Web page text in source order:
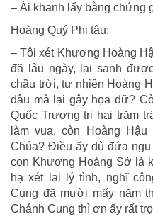
– Ái khanh lấy bằng chứng
Hoàng Quý Phi tâu:
– Tôi xét Khương Hoàng
đã lâu ngày, lại sanh
chầu trời, tự nhiên Hoàng
đâu mà lại gây họa dữ?
Quốc Trượng trị hai trăm
làm vua, còn Hoàng
Chúa? Ðiều ấy dù đứa
con Khương Hoàng Sở là
hạ xét lại lý tình, nghĩ
Cung đã mười mấy năm
Chánh Cung thì ơn ấy rất